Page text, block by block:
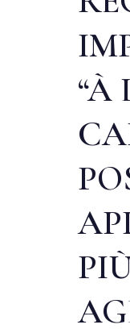
“À